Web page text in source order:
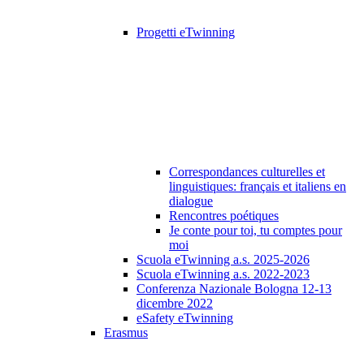
Progetti eTwinning
Correspondances culturelles et
linguistiques: français et italiens en
dialogue
Rencontres poétiques
Je conte pour toi, tu comptes pour
moi
Scuola eTwinning a.s. 2025-2026
Scuola eTwinning a.s. 2022-2023
Conferenza Nazionale Bologna 12-13
dicembre 2022
eSafety eTwinning
Erasmus